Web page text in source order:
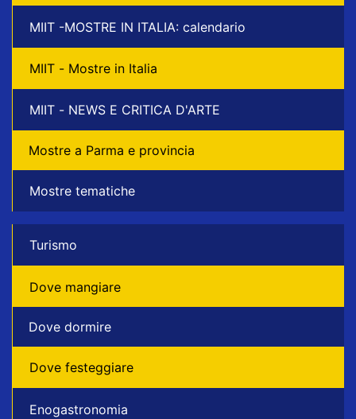
MIIT -MOSTRE IN ITALIA: calendario
MIIT - Mostre in Italia
MIIT - NEWS E CRITICA D'ARTE
Mostre a Parma e provincia
Mostre tematiche
Turismo
Dove mangiare
Dove dormire
Dove festeggiare
Enogastronomia